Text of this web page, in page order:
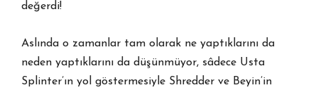
değerdi!
Aslında o zamanlar tam olarak ne yaptıklarını da
neden yaptıklarını da düşünmüyor, sâdece Usta
Splinter’ın yol göstermesiyle Shredder ve Beyin’in